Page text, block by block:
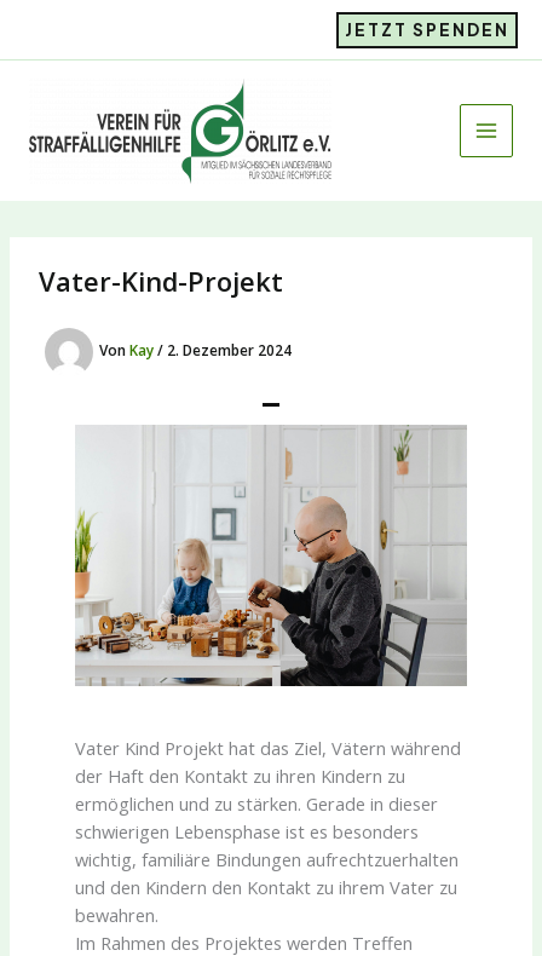
springen
JETZT SPENDEN
Vater-Kind-Projekt
VonKay/ 2. Dezember 2024
Vater Kind Projekt hat das Ziel, Vätern während
der Haft den Kontakt zu ihren Kindern zu
ermöglichen und zu stärken. Gerade in dieser
schwierigen Lebensphase ist es besonders
wichtig, familiäre Bindungen aufrechtzuerhalten
und den Kindern den Kontakt zu ihrem Vater zu
bewahren.
Im Rahmen des Projektes werden Treffen